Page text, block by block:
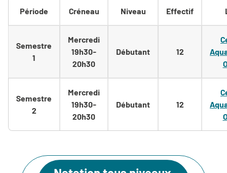
Période Créneau Niveau Effectif
Semestre
1
Mercredi
19h30-
20h30
Débutant 12
Semestre
2
Mercredi
19h30-
20h30
Débutant 12